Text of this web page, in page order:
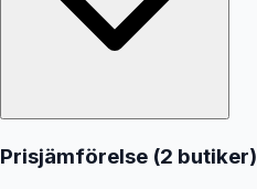
Prisjämförelse (2 butiker)